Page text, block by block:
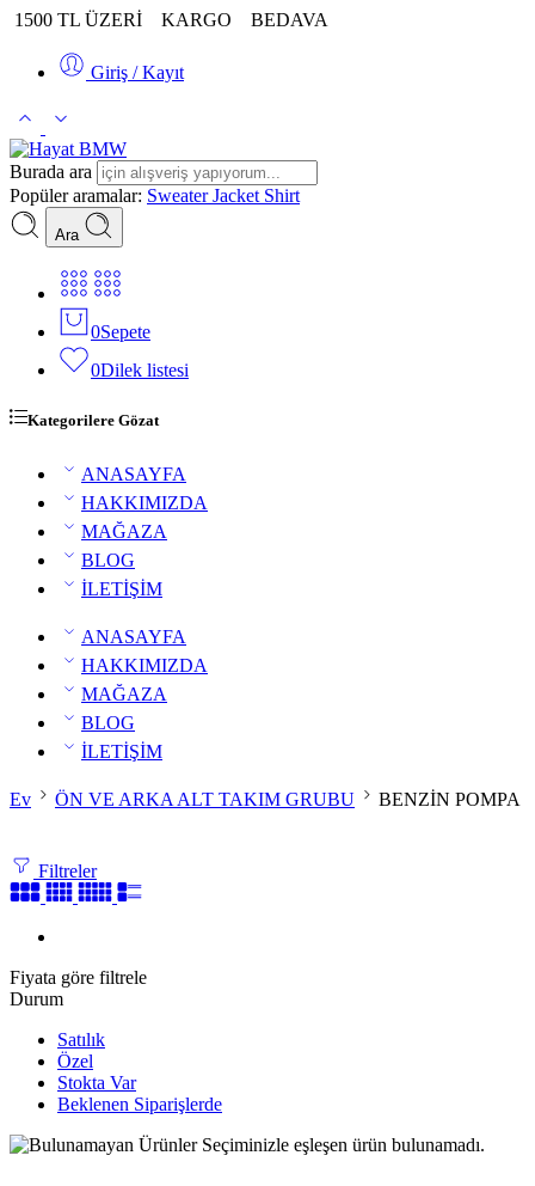
1500 TL ÜZERİ KARGO BEDAVA
Giriş / Kayıt
Burada ara
Popüler aramalar: SweaterJacket Shirt
Ara
0Sepete
0Dilek listesi
Kategorilere Gözat
ANASAYFA
HAKKIMIZDA
MAĞAZA
BLOG
İLETİŞİM
ANASAYFA
HAKKIMIZDA
MAĞAZA
BLOG
İLETİŞİM
Ev ÖN VE ARKA ALT TAKIM GRUBU BENZİN POMPA
Filtreler
Fiyata göre filtrele
Durum
Satılık
Özel
Stokta Var
Beklenen Siparişlerde
Seçiminizle eşleşen ürün bulunamadı.